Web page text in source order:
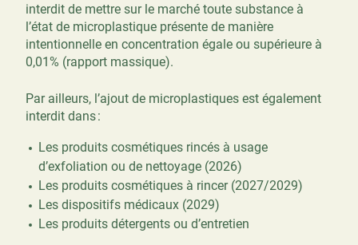
interdit de mettre sur le marché toute substance à
l’état de microplastique présente de manière
intentionnelle en concentration égale ou supérieure à
0,01% (rapport massique).
Par ailleurs, l’ajout de microplastiques est également
interdit dans :
Les produits cosmétiques rincés à usage
d’exfoliation ou de nettoyage (2026)
Les produits cosmétiques à rincer (2027/2029)
Les dispositifs médicaux (2029)
Les produits détergents ou d’entretien